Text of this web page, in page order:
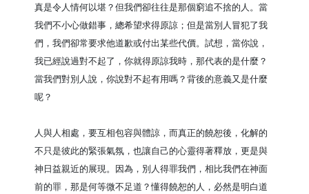
真是令人情何以堪？但我們卻往往是那個窮追不捨的人。當
我們不小心做錯事，總希望求得原諒；但是當別人冒犯了我
們，我們卻常要求他道歉或付出某些代價。試想，當你說，
我已經說過對不起了，你就得原諒我時，那代表的是什麼？
當我們對別人說，你說對不起有用嗎？背後的意義又是什麼
呢？
人與人相處，要互相包容與體諒，而真正的饒恕後，化解的
不只是彼此的緊張氣氛，也讓自己的心靈得著釋放，更是與
神日益親近的展現。因為，別人得罪我們，相比我們在神面
前的罪，那是何等微不足道？懂得饒恕的人，必然是明白道